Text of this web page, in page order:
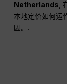
Netherlands,
本地定价如何运
因。.